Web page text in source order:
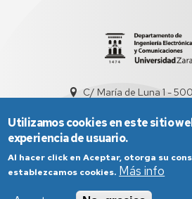
C/ María de Luna 1 -
Utilizamos cookies en este sitio
experiencia de usuario.
Al hacer click en Aceptar, otorga su
establezcamos cookies. Más info